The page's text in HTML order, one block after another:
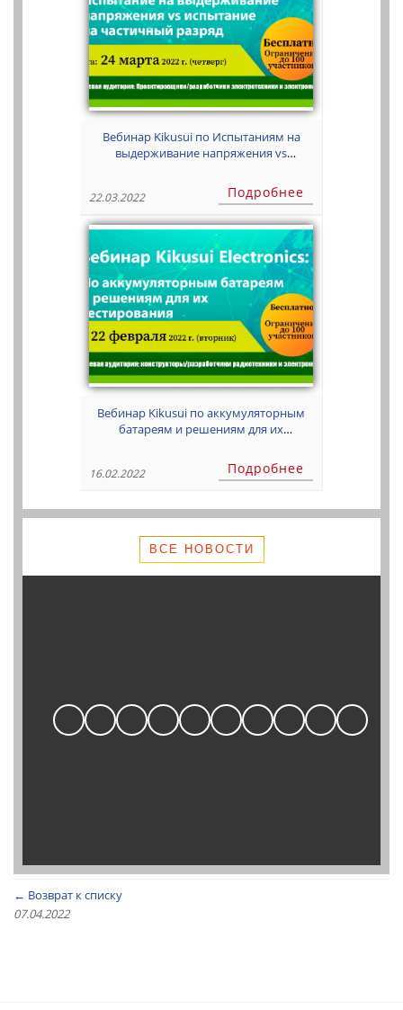
Вебинар Kikusui по Испытаниям на
выдерживание напряжения vs
22.03.2022 Подробнее
Вебинар Kikusui по аккумуляторным
батареям и решениям для их
16.02.2022 Подробнее
ВСЕ НОВОСТИ
← Возврат к списку
07.04.2022